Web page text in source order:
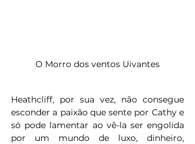
O Morro dos ventos Uivantes
Heathcliff, por sua vez, não consegue
esconder a paixão que sente por Cathy e
só pode lamentar ao vê-la ser engolida
por um mundo de luxo, dinheiro,